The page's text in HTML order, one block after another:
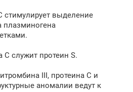
стимулирует выделение
плазминогена
С служит протеин S.
III, протеина С и
аномалии ведут к